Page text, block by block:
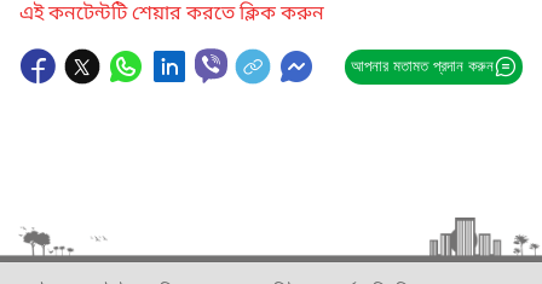
এই কনটেন্টটি শেয়ার করতে ক্লিক করুন
আপনার মতামত প্রদান করুন